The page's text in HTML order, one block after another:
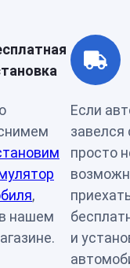
,
нашем
Если
завелся
просто
и